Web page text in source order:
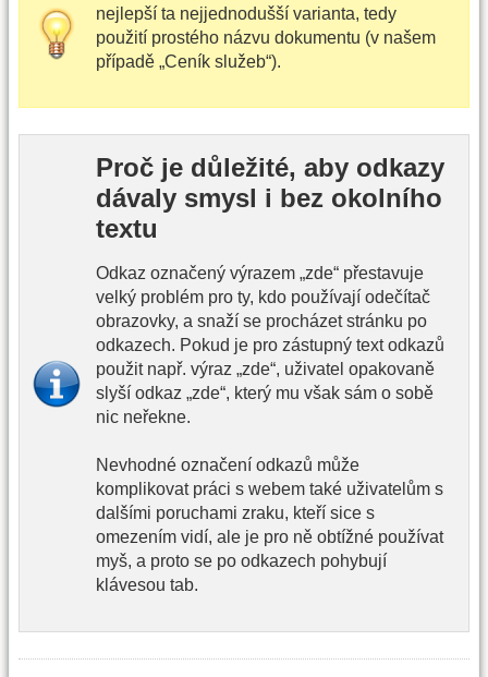
nejlepší ta nejjednodušší varianta, tedy
použití prostého názvu dokumentu (v našem
případě „Ceník služeb“).
Proč je důležité, aby odkazy
dávaly smysl i bez okolního
textu
Odkaz označený výrazem „zde“ přestavuje
velký problém pro ty, kdo používají odečítač
obrazovky, a snaží se procházet stránku po
odkazech. Pokud je pro zástupný text odkazů
použit např. výraz „zde“, uživatel opakovaně
slyší odkaz „zde“, který mu však sám o sobě
nic neřekne.
Nevhodné označení odkazů může
komplikovat práci s webem také uživatelům s
dalšími poruchami zraku, kteří sice s
omezením vidí, ale je pro ně obtížné používat
myš, a proto se po odkazech pohybují
klávesou tab.